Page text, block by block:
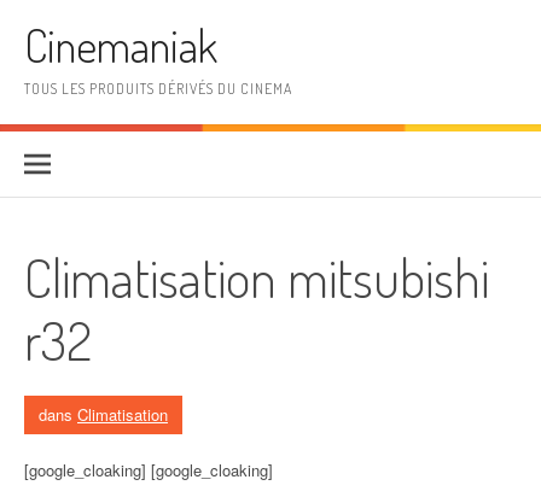
Cinemaniak
TOUS LES PRODUITS DÉRIVÉS DU CINEMA
Climatisation mitsubishi
r32
dans Climatisation
[google_cloaking] [google_cloaking]